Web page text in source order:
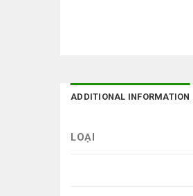
ADDITIONAL INFORMATION
LOẠI